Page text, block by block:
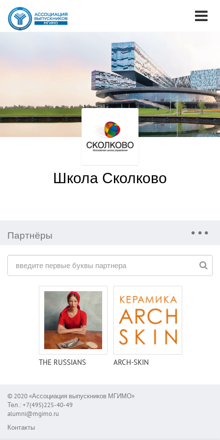
Школа Сколково
Партнёры
THE RUSSIANS ARCH-SKIN
© 2020 «Ассоциация выпускников МГИМО»
Тел.: +7(495)225-40-49
alumni@mgimo.ru
Контакты